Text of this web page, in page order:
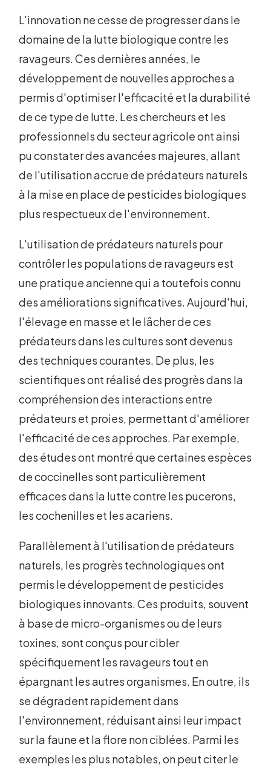
L'innovation ne cesse de progresser dans le
domaine de la lutte biologique contre les
ravageurs. Ces dernières années, le
développement de nouvelles approches a
permis d'optimiser l'efficacité et la durabilité
de ce type de lutte. Les chercheurs et les
professionnels du secteur agricole ont ainsi
pu constater des avancées majeures, allant
de l'utilisation accrue de prédateurs naturels
à la mise en place de pesticides biologiques
plus respectueux de l'environnement.
L'utilisation de prédateurs naturels pour
contrôler les populations de ravageurs est
une pratique ancienne qui a toutefois connu
des améliorations significatives. Aujourd'hui,
l'élevage en masse et le lâcher de ces
prédateurs dans les cultures sont devenus
des techniques courantes. De plus, les
scientifiques ont réalisé des progrès dans la
compréhension des interactions entre
prédateurs et proies, permettant d'améliorer
l'efficacité de ces approches. Par exemple,
des études ont montré que certaines espèces
de coccinelles sont particulièrement
efficaces dans la lutte contre les pucerons,
les cochenilles et les acariens.
Parallèlement à l'utilisation de prédateurs
naturels, les progrès technologiques ont
permis le développement de pesticides
biologiques innovants. Ces produits, souvent
à base de micro-organismes ou de leurs
toxines, sont conçus pour cibler
spécifiquement les ravageurs tout en
épargnant les autres organismes. En outre, ils
se dégradent rapidement dans
l'environnement, réduisant ainsi leur impact
sur la faune et la flore non ciblées. Parmi les
exemples les plus notables, on peut citer le